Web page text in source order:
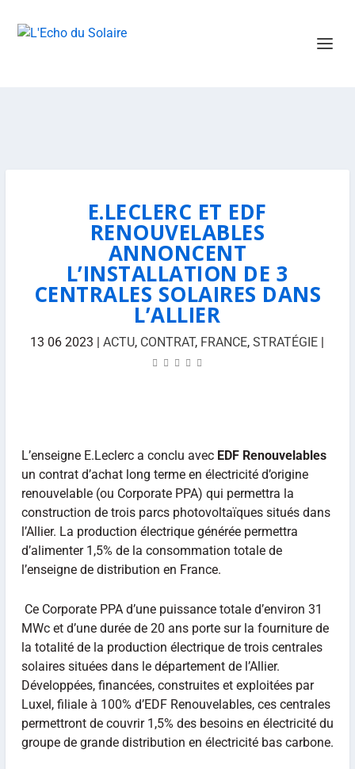
E.LECLERC ET EDF
RENOUVELABLES
ANNONCENT
L’INSTALLATION DE 3
CENTRALES SOLAIRES DANS
L’ALLIER
13 06 2023 |ACTU, CONTRAT, FRANCE,STRATÉGIE |
L’enseigne E.Leclerc a conclu avec EDF Renouvelables
un contrat d’achat long terme en électricité d’origine
renouvelable (ou Corporate PPA) qui permettra la
construction de trois parcs photovoltaïques situés dans
l’Allier. La production électrique générée permettra
d’alimenter 1,5% de la consommation totale de
l’enseigne de distribution en France.
Ce Corporate PPA d’une puissance totale d’environ 31
MWc et d’une durée de 20 ans porte sur la fourniture de
la totalité de la production électrique de trois centrales
solaires situées dans le département de l’Allier.
Développées, financées, construites et exploitées par
Luxel, filiale à 100% d’EDF Renouvelables, ces centrales
permettront de couvrir 1,5% des besoins en électricité du
groupe de grande distribution en électricité bas carbone.